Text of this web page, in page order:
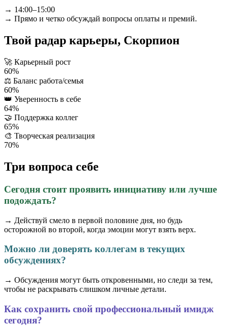
→ 14:00–15:00
→ Прямо и четко обсуждай вопросы оплаты и премий.
Твой радар карьеры, Скорпион
🚀 Карьерный рост
60%
⚖️ Баланс работа/семья
60%
👑 Уверенность в себе
64%
🤝 Поддержка коллег
65%
🎨 Творческая реализация
70%
Три вопроса себе
Сегодня стоит проявить инициативу или лучше
подождать?
→ Действуй смело в первой половине дня, но будь
осторожной во второй, когда эмоции могут взять верх.
Можно ли доверять коллегам в текущих
обсуждениях?
→ Обсуждения могут быть откровенными, но следи за тем,
чтобы не раскрывать слишком личные детали.
Как сохранить свой профессиональный имидж
сегодня?